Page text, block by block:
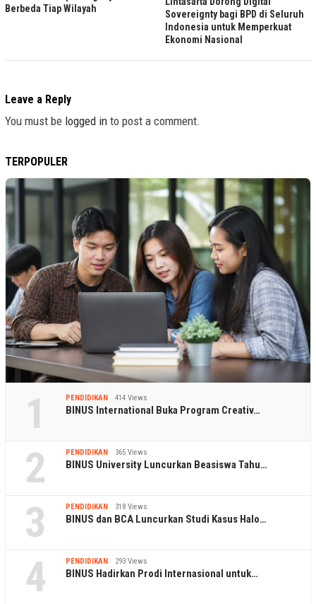
Berbeda Tiap Wilayah
Sovereignty bagi BPD di Seluruh
Indonesia untuk Memperkuat
Ekonomi Nasional
Leave a Reply
You must be logged in to post a comment.
TERPOPULER
1 PENDIDIKAN 414 Views
BINUS International Buka Program Creativ…
2 PENDIDIKAN 365 Views
BINUS University Luncurkan Beasiswa Tahu…
3 PENDIDIKAN 318 Views
BINUS dan BCA Luncurkan Studi Kasus Halo…
4 PENDIDIKAN 293 Views
BINUS Hadirkan Prodi Internasional untuk…